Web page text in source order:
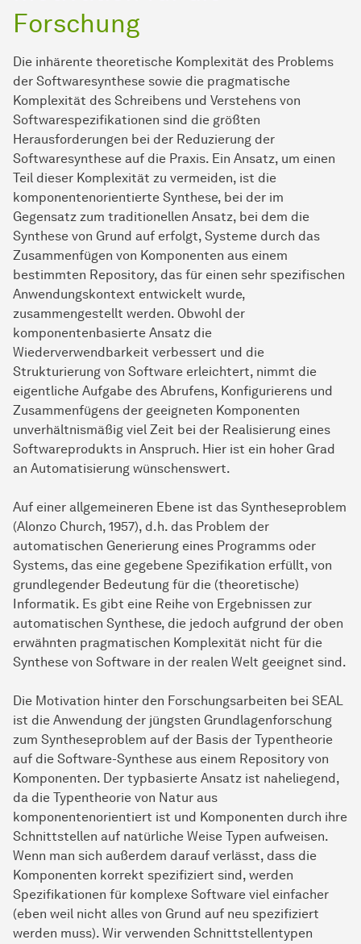
Forschung
Die inhärente theoretische Komplexität des Problems
der Softwaresynthese sowie die pragmatische
Komplexität des Schreibens und Verstehens von
Softwarespezifikationen sind die größten
Herausforderungen bei der Reduzierung der
Softwaresynthese auf die Praxis. Ein Ansatz, um einen
Teil dieser Komplexität zu vermeiden, ist die
komponentenorientierte Synthese, bei der im
Gegensatz zum traditionellen Ansatz, bei dem die
Synthese von Grund auf erfolgt, Systeme durch das
Zusammenfügen von Komponenten aus einem
bestimmten Repository, das für einen sehr spezifischen
Anwendungskontext entwickelt wurde,
zusammengestellt werden. Obwohl der
komponentenbasierte Ansatz die
Wiederverwendbarkeit verbessert und die
Strukturierung von Software erleichtert, nimmt die
eigentliche Aufgabe des Abrufens, Konfigurierens und
Zusammenfügens der geeigneten Komponenten
unverhältnismäßig viel Zeit bei der Realisierung eines
Softwareprodukts in Anspruch. Hier ist ein hoher Grad
an Automatisierung wünschenswert.
Auf einer allgemeineren Ebene ist das Syntheseproblem
(Alonzo Church, 1957), d.h. das Problem der
automatischen Generierung eines Programms oder
Systems, das eine gegebene Spezifikation erfüllt, von
grundlegender Bedeutung für die (theoretische)
Informatik. Es gibt eine Reihe von Ergebnissen zur
automatischen Synthese, die jedoch aufgrund der oben
erwähnten pragmatischen Komplexität nicht für die
Synthese von Software in der realen Welt geeignet sind.
Die Motivation hinter den Forschungsarbeiten bei SEAL
ist die Anwendung der jüngsten Grundlagenforschung
zum Syntheseproblem auf der Basis der Typentheorie
auf die Software-Synthese aus einem Repository von
Komponenten. Der typbasierte Ansatz ist naheliegend,
da die Typentheorie von Natur aus
komponentenorientiert ist und Komponenten durch ihre
Schnittstellen auf natürliche Weise Typen aufweisen.
Wenn man sich außerdem darauf verlässt, dass die
Komponenten korrekt spezifiziert sind, werden
Spezifikationen für komplexe Software viel einfacher
(eben weil nicht alles von Grund auf neu spezifiziert
werden muss). Wir verwenden Schnittstellentypen